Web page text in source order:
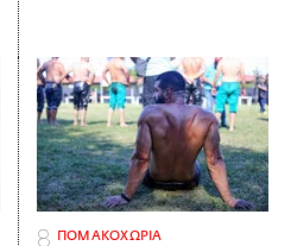
ΠΟΜΑΚΟΧΩΡΙΑ